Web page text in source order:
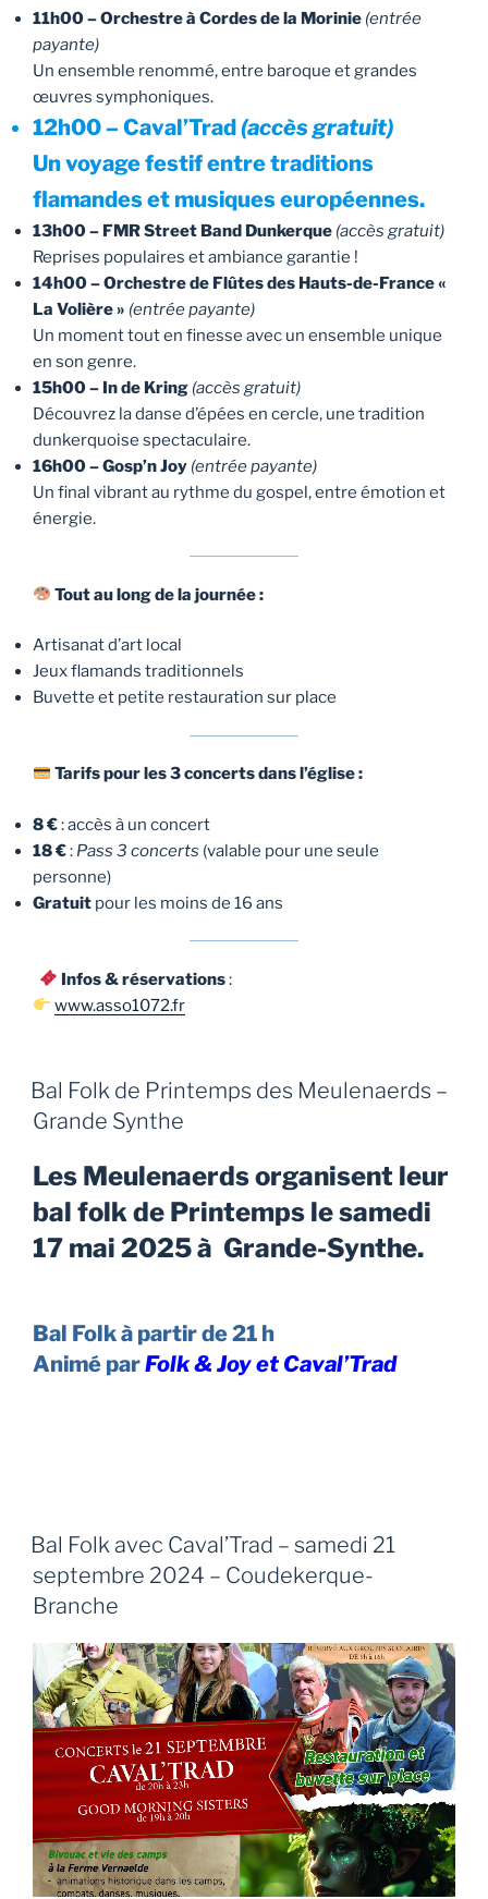
11h00 – Orchestre à Cordes de la Morinie (entrée
payante)
Un ensemble renommé, entre baroque et grandes
œuvres symphoniques.
12h00 – Caval’Trad(accès gratuit)
Un voyage festif entre traditions
flamandes et musiques européennes.
13h00 – FMR Street Band Dunkerque (accès gratuit)
Reprises populaires et ambiance garantie !
14h00 – Orchestre de Flûtes des Hauts-de-France «
La Volière » (entrée payante)
Un moment tout en finesse avec un ensemble unique
en son genre.
15h00 – In de Kring (accès gratuit)
Découvrez la danse d’épées en cercle, une tradition
dunkerquoise spectaculaire.
16h00 – Gosp’n Joy (entrée payante)
Un final vibrant au rythme du gospel, entre émotion et
énergie.
Tout au long de la journée :
Artisanat d’art local
Jeux flamands traditionnels
Buvette et petite restauration sur place
Tarifs pour les 3 concerts dans l’église :
8 €: accès à un concert
18 €: Pass 3 concerts (valable pour une seule
personne)
Gratuit pour les moins de 16 ans
Infos & réservations:
www.asso1072.fr
Bal Folk de Printemps des Meulenaerds –
Grande Synthe
Les Meulenaerds organisent leur
bal folk de Printemps le samedi
17 mai 2025 à Grande-Synthe.
Bal Folk à partir de 21 h
Animé parFolk & Joyet Caval’Trad
Bal Folk avec Caval’Trad – samedi 21
septembre 2024 – Coudekerque-
Branche